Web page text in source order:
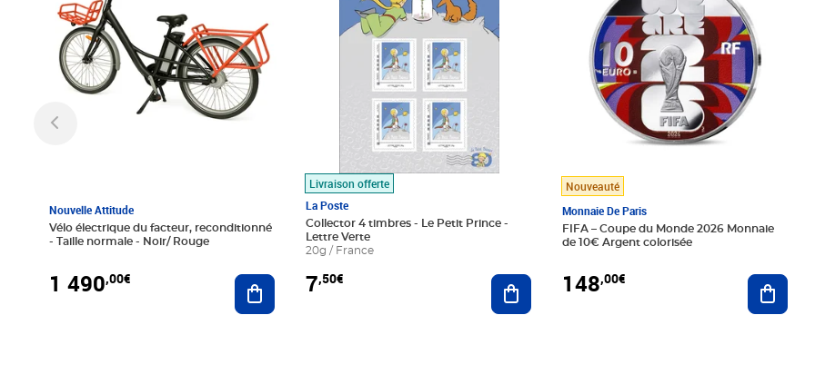
Nouvelle Attitude
Vélo électrique du facteur, reconditionné
- Taille normale - Noir/ Rouge
1 490,00€ Ajouter au panier
Livraison offerte
La Poste
Collector 4 timbres - Le Petit Prince -
Lettre Verte
20g / France
7,50€ Ajouter au panier
Nouveauté
Monnaie De Paris
FIFA – Coupe du Monde 2026 Monnaie
de 10€ Argent colorisée
148,00€